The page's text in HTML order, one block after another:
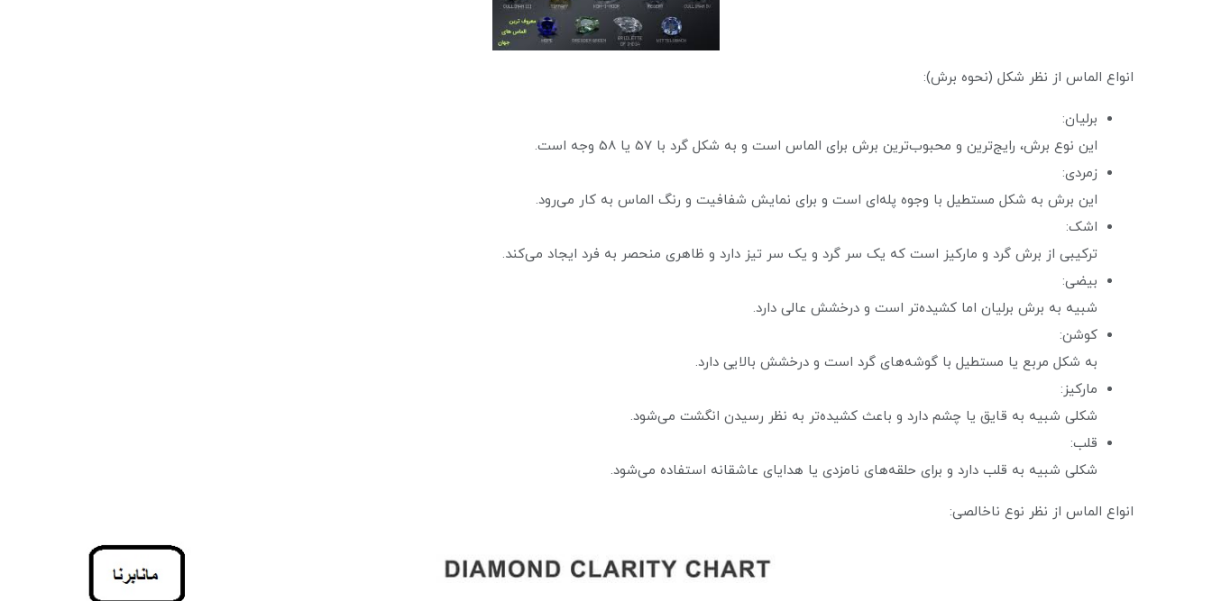
انواع الماس از نظر شکل (نحوه برش):
برلیان:
این نوع برش، رایج‌ترین و محبوب‌ترین برش برای الماس است و به شکل گرد با 57 یا 58 وجه است.
زمردی:
این برش به شکل مستطیل با وجوه پله‌ای است و برای نمایش شفافیت و رنگ الماس به کار می‌رود.
اشک:
ترکیبی از برش گرد و مارکیز است که یک سر گرد و یک سر تیز دارد و ظاهری منحصر به فرد ایجاد می‌کند.
بیضی:
شبیه به برش برلیان اما کشیده‌تر است و درخشش عالی دارد.
کوشن:
به شکل مربع یا مستطیل با گوشه‌های گرد است و درخشش بالایی دارد.
مارکیز:
شکلی شبیه به قایق یا چشم دارد و باعث کشیده‌تر به نظر رسیدن انگشت می‌شود.
قلب:
شکلی شبیه به قلب دارد و برای حلقه‌های نامزدی یا هدایای عاشقانه استفاده می‌شود.
انواع الماس از نظر نوع ناخالصی: